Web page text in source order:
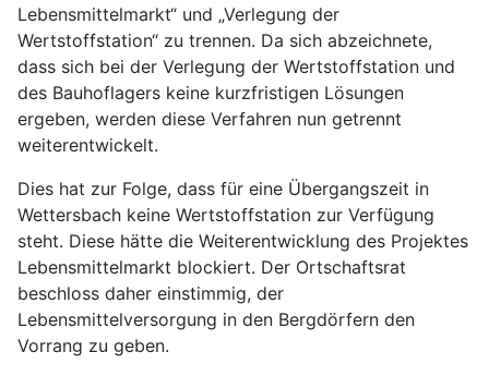
Lebensmittelmarkt“ und „Verlegung der
Wertstoffstation“ zu trennen. Da sich abzeichnete,
dass sich bei der Verlegung der Wertstoffstation und
des Bauhoflagers keine kurzfristigen Lösungen
ergeben, werden diese Verfahren nun getrennt
weiterentwickelt.
Dies hat zur Folge, dass für eine Übergangszeit in
Wettersbach keine Wertstoffstation zur Verfügung
steht. Diese hätte die Weiterentwicklung des Projektes
Lebensmittelmarkt blockiert. Der Ortschaftsrat
beschloss daher einstimmig, der
Lebensmittelversorgung in den Bergdörfern den
Vorrang zu geben.